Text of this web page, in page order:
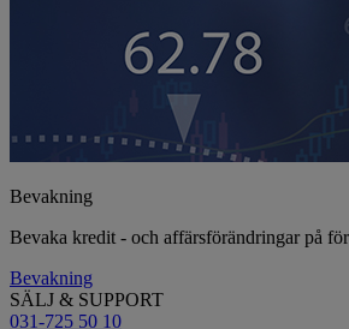
Bevakning
Bevaka kredit - och affärsförändringar på
Bevakning
SÄLJ & SUPPORT
031-725 50 10